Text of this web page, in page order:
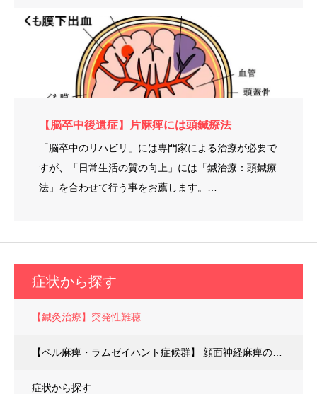
【脳卒中後遺症】片麻痺には頭鍼療法
「脳卒中のリハビリ」には専門家による治療が必要で
すが、「日常生活の質の向上」には「鍼治療：頭鍼療
法」を合わせて行う事をお薦します。…
症状から探す
【鍼灸治療】突発性難聴
症状から探す